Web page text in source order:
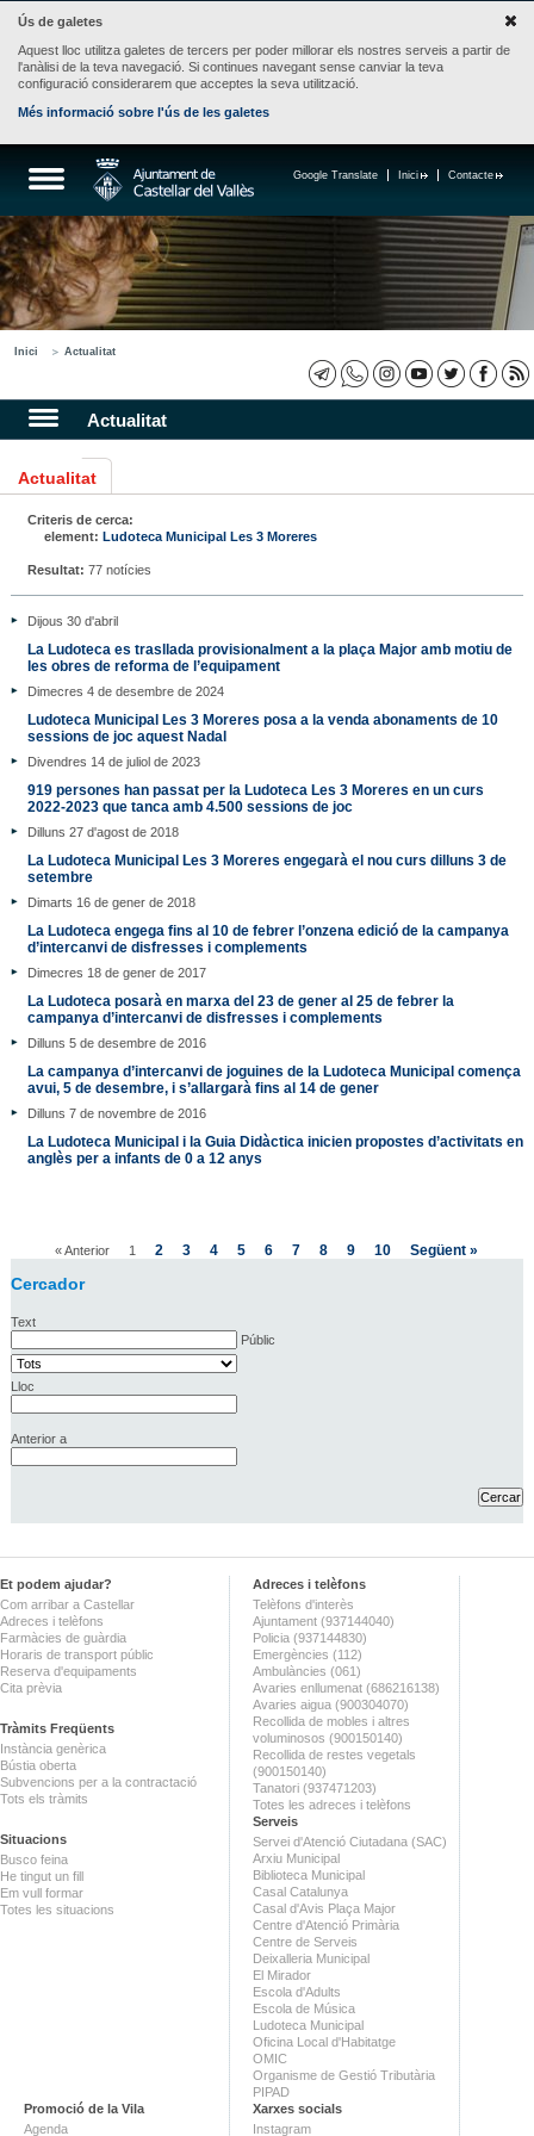
Ús de galetes
Aquest lloc utilitza galetes de tercers per poder millorar els nostres serveis a partir de
l'anàlisi de la teva navegació. Si continues navegant sense canviar la teva
configuració considerarem que acceptes la seva utilització.
Més informació sobre l'ús de les galetes
Contacte
Inici
Google Translate
Inici Actualitat
Actualitat
Actualitat
Criteris de cerca:
element: Ludoteca Municipal Les 3 Moreres
Resultat: 77 notícies
Dijous 30 d'abril
La Ludoteca es trasllada provisionalment a la plaça Major amb motiu de
les obres de reforma de l’equipament
Dimecres 4 de desembre de 2024
Ludoteca Municipal Les 3 Moreres posa a la venda abonaments de 10
sessions de joc aquest Nadal
Divendres 14 de juliol de 2023
919 persones han passat per la Ludoteca Les 3 Moreres en un curs
2022-2023 que tanca amb 4.500 sessions de joc
Dilluns 27 d'agost de 2018
La Ludoteca Municipal Les 3 Moreres engegarà el nou curs dilluns 3 de
setembre
Dimarts 16 de gener de 2018
La Ludoteca engega fins al 10 de febrer l’onzena edició de la campanya
d’intercanvi de disfresses i complements
Dimecres 18 de gener de 2017
La Ludoteca posarà en marxa del 23 de gener al 25 de febrer la
campanya d’intercanvi de disfresses i complements
Dilluns 5 de desembre de 2016
La campanya d’intercanvi de joguines de la Ludoteca Municipal comença
avui, 5 de desembre, i s’allargarà fins al 14 de gener
Dilluns 7 de novembre de 2016
La Ludoteca Municipal i la Guia Didàctica inicien propostes d’activitats en
anglès per a infants de 0 a 12 anys
« Anterior 1 2 3 4 5 6 7 8 9 10 Següent »
Cercador
Text
Públic
Lloc
Anterior a
Et podem ajudar?
Com arribar a Castellar
Adreces i telèfons
Farmàcies de guàrdia
Horaris de transport públic
Reserva d'equipaments
Cita prèvia
Tràmits Freqüents
Instància genèrica
Bústia oberta
Subvencions per a la contractació
Tots els tràmits
Situacions
Busco feina
He tingut un fill
Em vull formar
Totes les situacions
Adreces i telèfons
Telèfons d'interès
Ajuntament (937144040)
Policia (937144830)
Emergències (112)
Ambulàncies (061)
Avaries enllumenat (686216138)
Avaries aigua (900304070)
Recollida de mobles i altres
voluminosos (900150140)
Recollida de restes vegetals
(900150140)
Tanatori (937471203)
Totes les adreces i telèfons
Serveis
Servei d'Atenció Ciutadana (SAC)
Arxiu Municipal
Biblioteca Municipal
Casal Catalunya
Casal d'Avis Plaça Major
Centre d'Atenció Primària
Centre de Serveis
Deixalleria Municipal
El Mirador
Escola d'Adults
Escola de Música
Ludoteca Municipal
Oficina Local d'Habitatge
OMIC
Organisme de Gestió Tributària
PIPAD
Promoció de la Vila
Agenda
Xarxes socials
Instagram